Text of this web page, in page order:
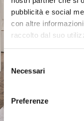
pubblicità e social
con altre
raccolto dal suo
Selezione
del
consenso
Necessari
Preferenze